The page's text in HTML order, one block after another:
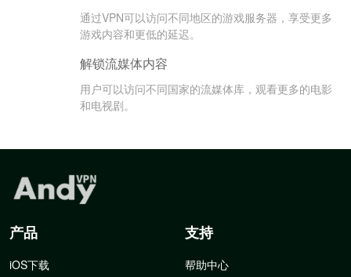
通过VPN可以访问不同地区的游戏服务器，享受更多
游戏内容和更低的延迟。
解锁流媒体内容
用户可以访问不同国家的流媒体库，观看更多的电影
和电视剧。
产品
iOS下载
支持
帮助中心